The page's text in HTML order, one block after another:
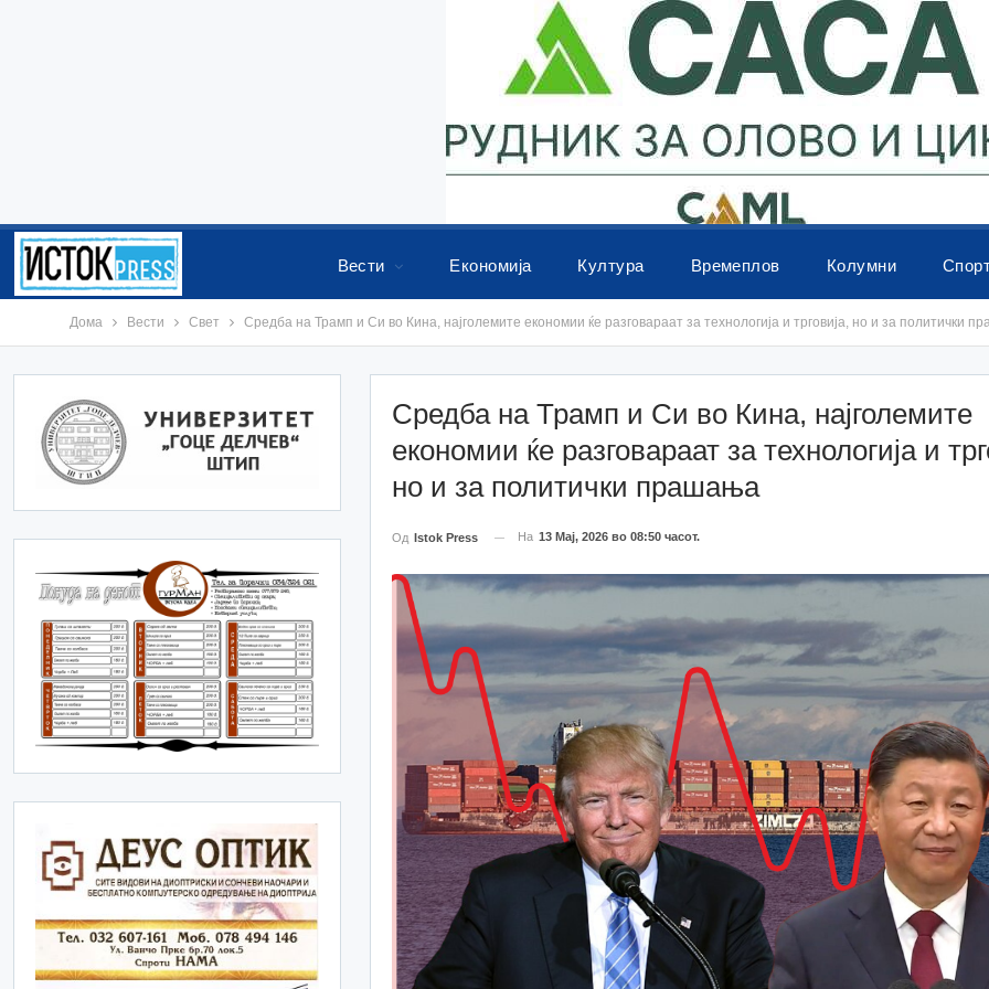
Вести Економија Култура Времеплов Колумни
Дома Вести Свет Средба на Трамп и Си во Кина, најголемите економии ќе разговараат за технологија и трговија, но и за политички
Средба на Трамп и Си во Кина, најголемите
економии ќе разговараат за технологија и
но и за политички прашања
Од Istok Press На 13 Мај, 2026 во 08:50 часот.